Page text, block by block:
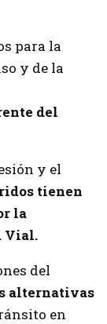
para la
y de la
del
y el
tienen
la
Vial.
del
alternativas
en